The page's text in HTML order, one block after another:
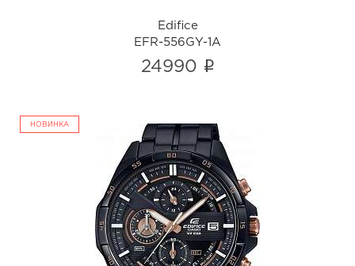
Edifice
EFR-556GY-1A
24990 i
НОВИНКА
Edifice
EFR-556DC-1A
i